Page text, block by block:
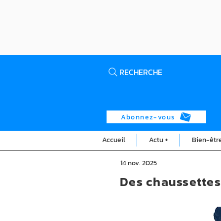
RECHERCHE
Abonnez-vous
Accueil Actu + Bien-
14 nov. 2025
Des